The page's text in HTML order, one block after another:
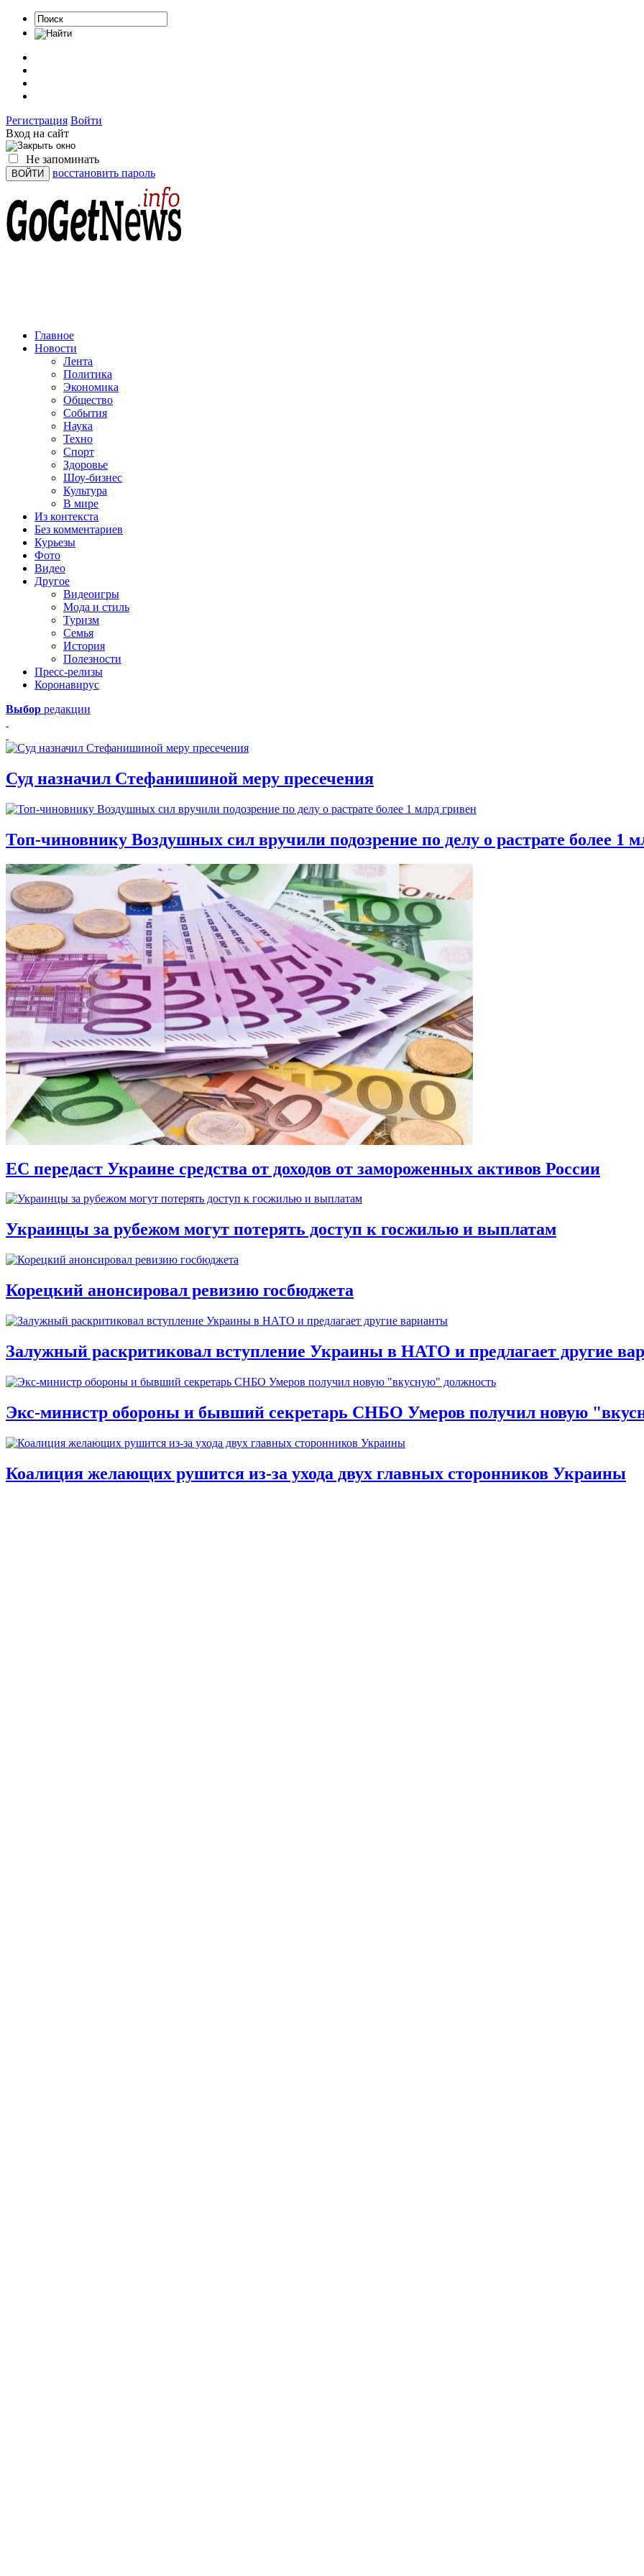
Регистрация Войти
Вход на сайт
Не запоминать
восстановить пароль
Главное
Новости
Лента
Политика
Экономика
Общество
События
Наука
Техно
Спорт
Здоровье
Шоу-бизнес
Культура
В мире
Из контекста
Без комментариев
Курьезы
Фото
Видео
Другое
Видеоигры
Мода и стиль
Туризм
Семья
История
Полезности
Пресс-релизы
Коронавирус
Выбор редакции
Суд назначил Стефанишиной меру пресечения
Топ-чиновнику Воздушных сил вручили подозрение по делу о растрате более 1
ЕС передаст Украине средства от доходов от замороженных активов России
Украинцы за рубежом могут потерять доступ к госжилью и выплатам
Корецкий анонсировал ревизию госбюджета
Залужный раскритиковал вступление Украины в НАТО и предлагает другие
Экс-министр обороны и бывший секретарь СНБО Умеров получил новую
Коалиция желающих рушится из-за ухода двух главных сторонников Украины